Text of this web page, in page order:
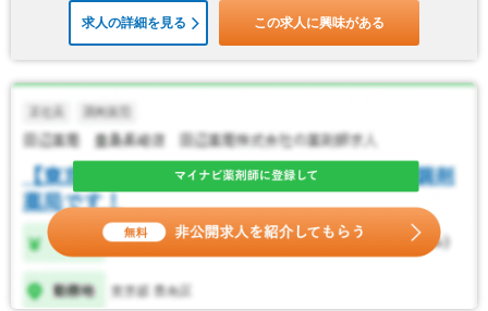
求人の詳細を見る この求人に興味がある